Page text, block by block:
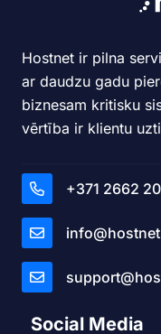
Hostnet ir pilna
ar daudzu gadu
biznesam kritisku
vērtība ir klientu
+371 2662
Social Media